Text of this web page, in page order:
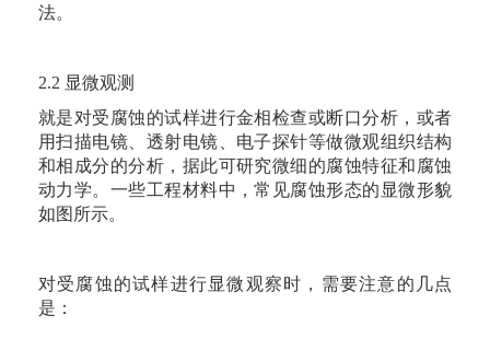
法。
2.2 显微观测
就是对受腐蚀的试样进行金相检查或断口分析，或者
用扫描电镜、透射电镜、电子探针等做微观组织结构
和相成分的分析，据此可研究微细的腐蚀特征和腐蚀
动力学。一些工程材料中，常见腐蚀形态的显微形貌
如图所示。
对受腐蚀的试样进行显微观察时，需要注意的几点
是：